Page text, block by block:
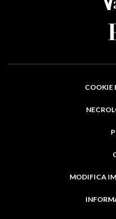
COOKIE
MODIFICA